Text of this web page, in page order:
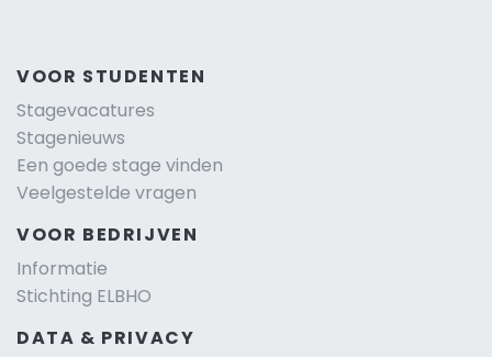
VOOR STUDENTEN
Stagevacatures
Stagenieuws
Een goede stage vinden
Veelgestelde vragen
VOOR BEDRIJVEN
Informatie
Stichting ELBHO
DATA & PRIVACY